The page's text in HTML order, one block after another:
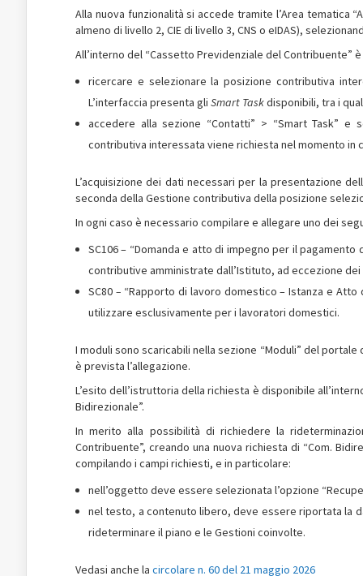
Alla nuova funzionalità si accede tramite l’Area tematica
almeno di livello 2, CIE di livello 3, CNS o eIDAS),
All’interno del “Cassetto Previdenziale del
ricercare e selezionare la posizione contributiva
L’interfaccia presenta gli Smart Taskdisponibili, tra i
accedere alla sezione “Contatti” > “Smart Task” e
contributiva interessata viene richiesta nel momento in
L’acquisizione dei dati necessari per la presentazione
seconda della Gestione contributiva della posizione
In ogni caso è necessario compilare e allegare uno dei
SC106 – “Domanda e atto di impegno per il
contributive amministrate dall’Istituto, ad eccezione
SC80 –“Rapporto di lavoro domestico – Istanza e Atto
utilizzare esclusivamente per i lavoratori domestici.
I moduli sono scaricabili nella sezione “Moduli” del
è prevista l’allegazione.
L’esito dell’istruttoria della richiesta è disponibile
Bidirezionale”.
In merito alla possibilità di richiedere la
Contribuente”, creando una nuova richiesta di “Com.
compilando i campi richiesti, e in particolare:
nell’oggetto deve essere selezionata l’opzione
nel testo, a contenuto libero, deve essere riportata la
rideterminare il piano e le Gestioni coinvolte.
Vedasi anche la circolare n. 60 del 21 maggio 2026